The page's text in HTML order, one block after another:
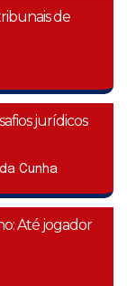
de
jurídicos
Cunha
Até jogador